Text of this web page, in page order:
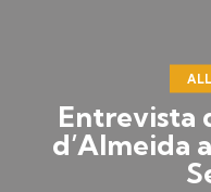
Entrevista
d’Almeida